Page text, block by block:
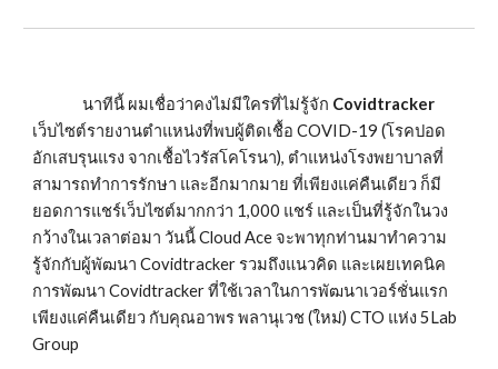
               นาทีนี้ ผมเชื่อว่าคงไม่มีใครที่ไม่รู้จัก
Covidtracker
เว็บไซต์รายงานตำแหน่งที่พบผู้ติดเชื้อ COVID-19 (โรคปอด
อักเสบรุนแรง จากเชื้อไวรัสโคโรนา), ตำแหน่งโรงพยาบาลที่
สามารถทำการรักษา และอีกมากมาย ที่เพียงแค่คืนเดียว ก็มี
ยอดการแชร์เว็บไซต์มากกว่า 1,000 แชร์ และเป็นที่รู้จักในวง
กว้างในเวลาต่อมา วันนี้ Cloud Ace จะพาทุกท่านมาทำความ
รู้จักกับผู้พัฒนา Covidtracker รวมถึงแนวคิด และเผยเทคนิค
การพัฒนา Covidtracker ที่ใช้เวลาในการพัฒนาเวอร์ชั่นแรก
เพียงแค่คืนเดียว กับคุณอาพร พลานุเวช (ใหม่) CTO แห่ง 5Lab
Group